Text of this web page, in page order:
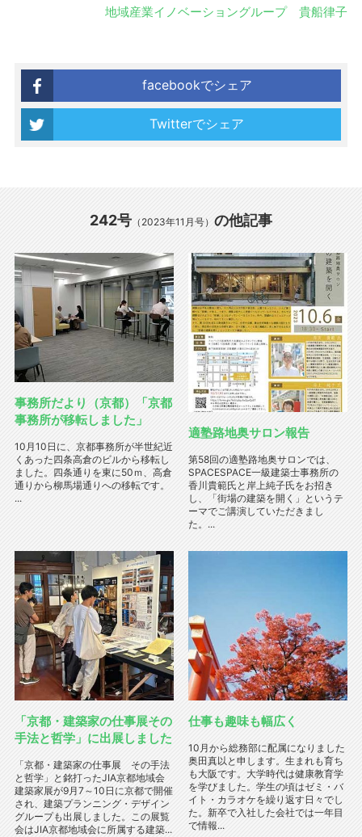
地域産業イノベーショングループ 貴船律子
facebookでシェア
Twitterでシェア
242号 （2023年11月号） の他記事
事務所だより（京都）「京都
事務所が移転しました」
10月10日に、京都事務所が半世紀近
くあった四条高倉のビルから移転し
ました。四条通りを東に50ｍ、高倉
通りから柳馬場通りへの移転です。
...
適塾路地奥サロン報告
第58回の適塾路地奥サロンでは、
SPACESPACE一級建築士事務所の
香川貴範氏と岸上純子氏をお招き
し、「街場の建築を開く」というテ
ーマでご講演していただきまし
た。...
「京都・建築家の仕事展その
手法と哲学」に出展しました
「京都・建築家の仕事展 その手法
と哲学」と銘打ったJIA京都地域会
建築家展が9月7～10日に京都で開催
され、建築プランニング・デザイン
グループも出展しました。この展覧
会はJIA京都地域会に所属する建築...
仕事も趣味も幅広く
10月から総務部に配属になりました
奥田真以と申します。生まれも育ち
も大阪です。大学時代は健康教育学
を学びました。学生の頃はゼミ・バ
イト・カラオケを繰り返す日々でし
た。新卒で入社した会社では一年目
で情報...